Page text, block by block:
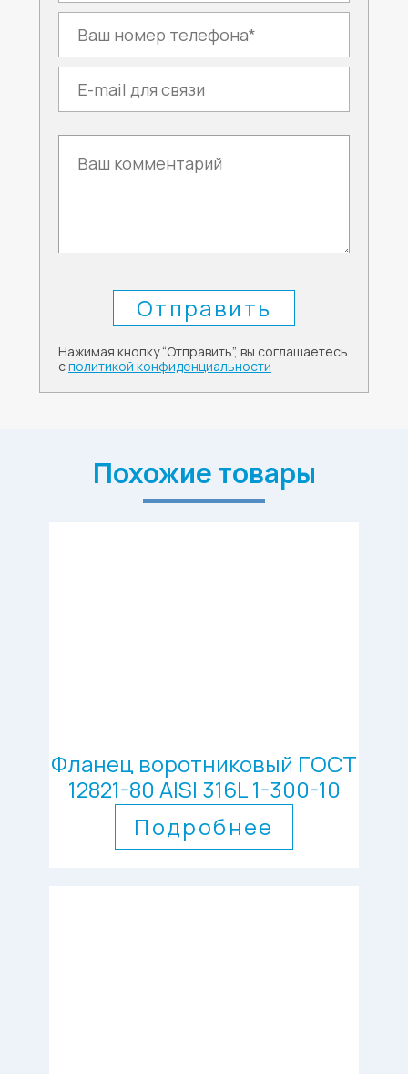
Нажимая кнопку “Отправить”, вы соглашаетесь
сполитикой конфиденциальности
Похожие товары
Фланец воротниковый ГОСТ
12821-80 AISI 316L 1-300-10
Подробнее